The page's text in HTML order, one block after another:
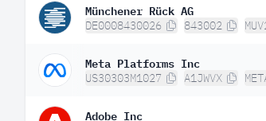
Münchener Rück AG
DE0008430026 843002
Meta Platforms Inc
US30303M1027 A1JWVX
Adobe Inc